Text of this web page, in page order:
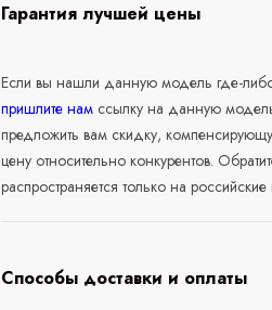
Гарантия лучшей цены
Если вы нашли данную модель где-
пришлите нам ссылку на данную
предложить вам скидку,
цену относительно конкурентов.
распространяется только на
Способы доставки и оплаты